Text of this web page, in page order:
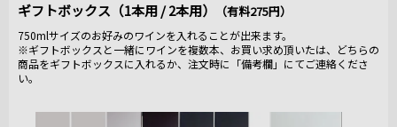
ギフトボックス（1本用 / 2本用） （有料275円）
750mlサイズのお好みのワインを入れることが出来ます。
※ギフトボックスと一緒にワインを複数本、お買い求め頂いたは、どちらの
商品をギフトボックスに入れるか、注文時に「備考欄」にてご連絡くださ
い。